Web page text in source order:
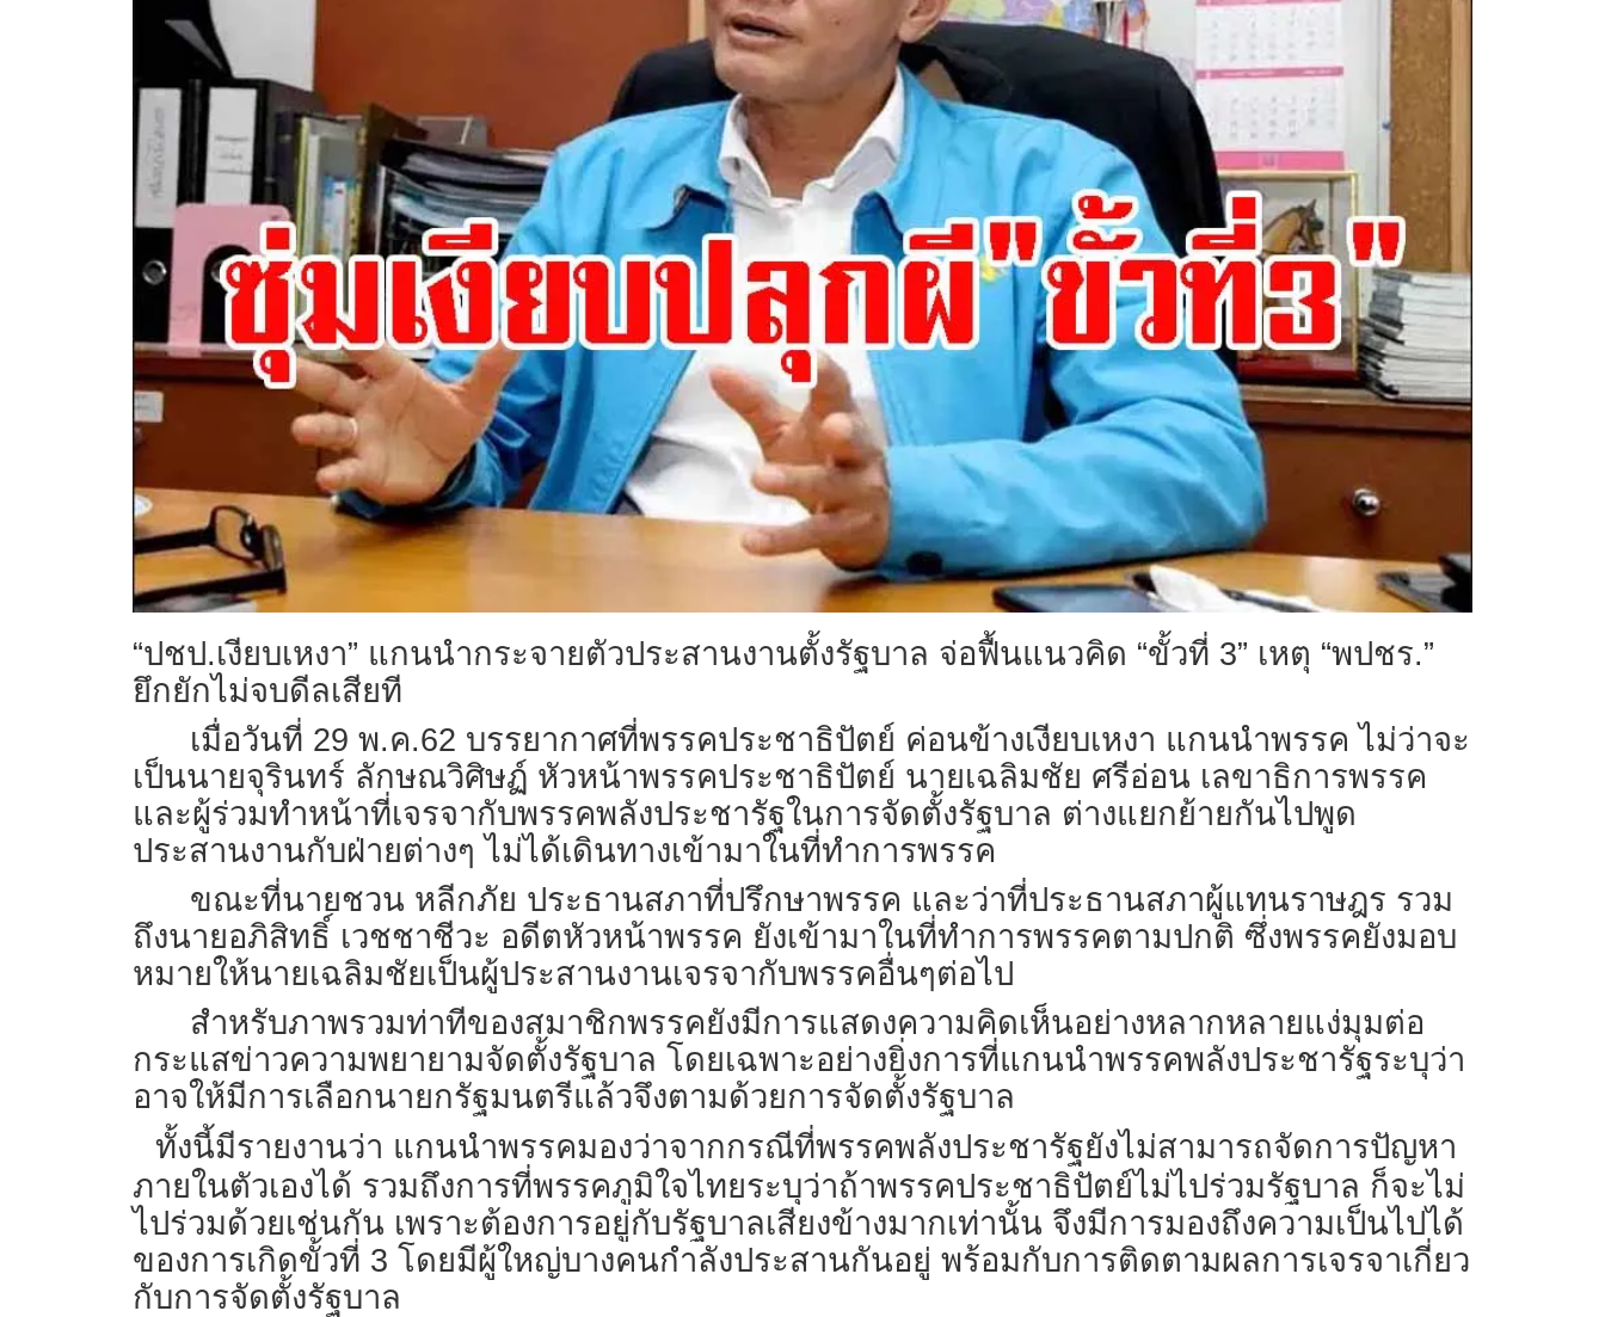
“ปชป.เงียบเหงา” แกนนำกระจายตัวประสานงานตั้งรัฐบาล จ่อฟื้นแนวคิด “ขั้วที่ 3” เหตุ “พปชร.”
ยึกยักไม่จบดีลเสียที
เมื่อวันที่ 29 พ.ค.62 บรรยากาศที่พรรคประชาธิปัตย์ ค่อนข้างเงียบเหงา แกนนำพรรค ไม่ว่าจะ
เป็นนายจุรินทร์ ลักษณวิศิษฏ์ หัวหน้าพรรคประชาธิปัตย์ นายเฉลิมชัย ศรีอ่อน เลขาธิการพรรค
และผู้ร่วมทำหน้าที่เจรจากับพรรคพลังประชารัฐในการจัดตั้งรัฐบาล ต่างแยกย้ายกันไปพูด
ประสานงานกับฝ่ายต่างๆ ไม่ได้เดินทางเข้ามาในที่ทำการพรรค
ขณะที่นายชวน หลีกภัย ประธานสภาที่ปรึกษาพรรค และว่าที่ประธานสภาผู้แทนราษฎร รวม
ถึงนายอภิสิทธิ์ เวชชาชีวะ อดีตหัวหน้าพรรค ยังเข้ามาในที่ทำการพรรคตามปกติ ซึ่งพรรคยังมอบ
หมายให้นายเฉลิมชัยเป็นผู้ประสานงานเจรจากับพรรคอื่นๆต่อไป
สำหรับภาพรวมท่าทีของสมาชิกพรรคยังมีการแสดงความคิดเห็นอย่างหลากหลายแง่มุมต่อ
กระแสข่าวความพยายามจัดตั้งรัฐบาล โดยเฉพาะอย่างยิ่งการที่แกนนำพรรคพลังประชารัฐระบุว่า
อาจให้มีการเลือกนายกรัฐมนตรีแล้วจึงตามด้วยการจัดตั้งรัฐบาล
ทั้งนี้มีรายงานว่า แกนนำพรรคมองว่าจากกรณีที่พรรคพลังประชารัฐยังไม่สามารถจัดการปัญหา
ภายในตัวเองได้ รวมถึงการที่พรรคภูมิใจไทยระบุว่าถ้าพรรคประชาธิปัตย์ไม่ไปร่วมรัฐบาล ก็จะไม่
ไปร่วมด้วยเช่นกัน เพราะต้องการอยู่กับรัฐบาลเสียงข้างมากเท่านั้น จึงมีการมองถึงความเป็นไปได้
ของการเกิดขั้วที่ 3 โดยมีผู้ใหญ่บางคนกำลังประสานกันอยู่ พร้อมกับการติดตามผลการเจรจาเกี่ยว
กับการจัดตั้งรัฐบาล